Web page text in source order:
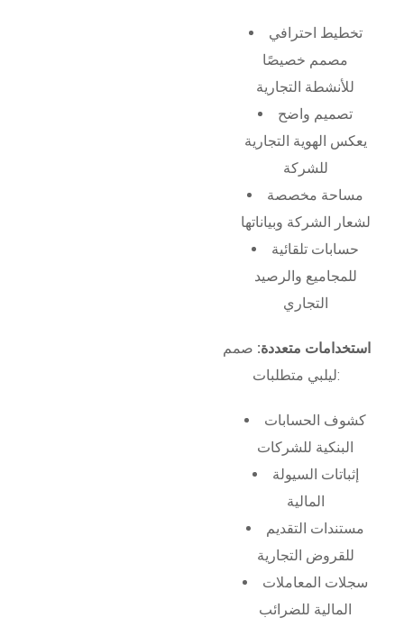
تخطيط احترافي
مصمم خصيصًا
للأنشطة التجارية
تصميم واضح
يعكس الهوية التجارية
للشركة
مساحة مخصصة
لشعار الشركة وبياناتها
حسابات تلقائية
للمجاميع والرصيد
التجاري
استخدامات متعددة: صمم
ليلبي متطلبات:
كشوف الحسابات
البنكية للشركات
إثباتات السيولة
المالية
مستندات التقديم
للقروض التجارية
سجلات المعاملات
المالية للضرائب